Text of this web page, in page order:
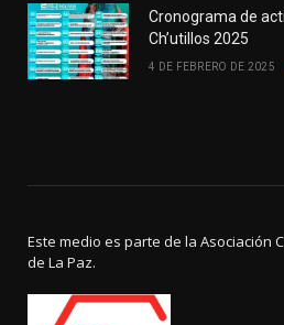
Cronograma de
Ch’utillos 2025
4 DE FEBRERO DE 2025
Este medio es parte de la Asociación
de La Paz.